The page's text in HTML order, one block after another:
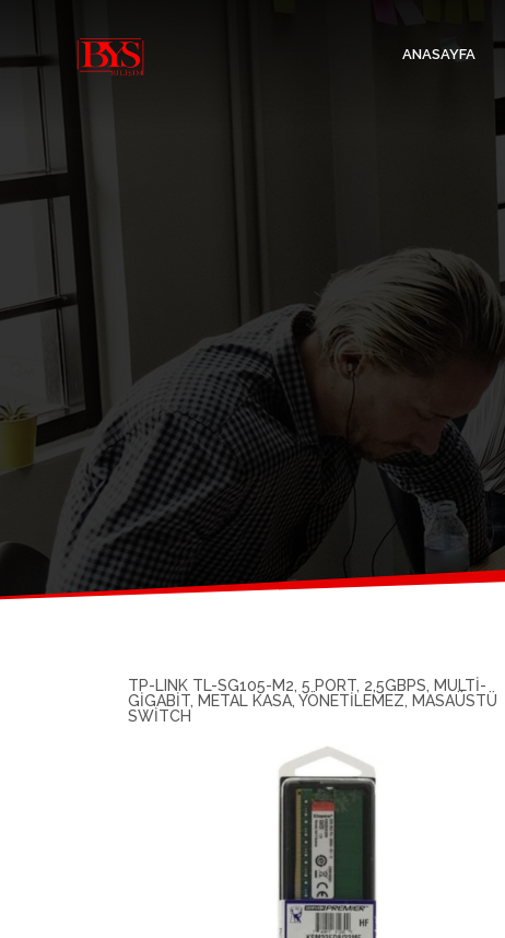
ANASAYFA
TP-LINK TL-SG105-M2, 5 PORT, 2,5GBPS, MULTI-
GIGABIT, METAL KASA, YÖNETILEMEZ, MASAÜSTÜ
SWITCH